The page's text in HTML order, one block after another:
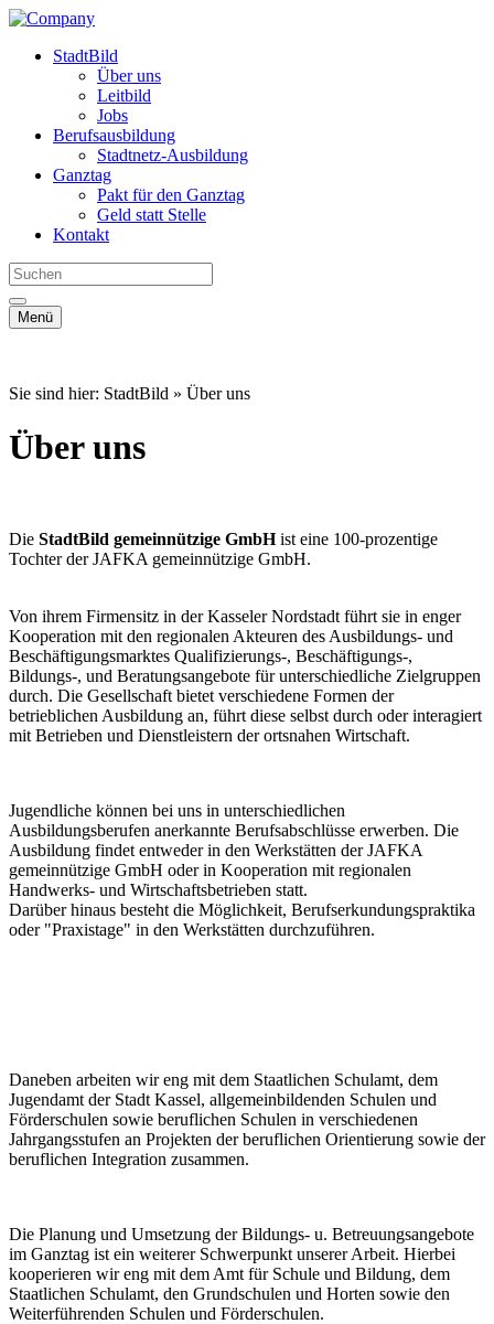
StadtBild
Über uns
Leitbild
Jobs
Berufsausbildung
Stadtnetz-Ausbildung
Ganztag
Pakt für den Ganztag
Geld statt Stelle
Kontakt
Menü
Sie sind hier: StadtBild » Über uns
Über uns
Die StadtBild gemeinnützige GmbHist eine 100-prozentige
Tochter der JAFKA gemeinnützige GmbH.
Von ihrem Firmensitz in der Kasseler Nordstadt führt sie in enger
Kooperation mit den regionalen Akteuren des Ausbildungs- und
Beschäftigungsmarktes Qualifizierungs-, Beschäftigungs-,
Bildungs-, und Beratungsangebote für unterschiedliche Zielgruppen
durch. Die Gesellschaft bietet verschiedene Formen der
betrieblichen Ausbildung an, führt diese selbst durch oder interagiert
mit Betrieben und Dienstleistern der ortsnahen Wirtschaft.
Jugendliche können bei uns in unterschiedlichen
Ausbildungsberufen anerkannte Berufsabschlüsse erwerben. Die
Ausbildung findet entweder in den Werkstätten der JAFKA
gemeinnützige GmbH oder in Kooperation mit regionalen
Handwerks- und Wirtschaftsbetrieben statt.
Darüber hinaus besteht die Möglichkeit, Berufserkundungspraktika
oder "Praxistage" in den Werkstätten durchzuführen.
Daneben arbeiten wir eng mit dem Staatlichen Schulamt, dem
Jugendamt der Stadt Kassel, allgemeinbildenden Schulen und
Förderschulen sowie beruflichen Schulen in verschiedenen
Jahrgangsstufen an Projekten der beruflichen Orientierung sowie der
beruflichen Integration zusammen.
Die Planung und Umsetzung der Bildungs- u. Betreuungsangebote
im Ganztag ist ein weiterer Schwerpunkt unserer Arbeit. Hierbei
kooperieren wir eng mit dem Amt für Schule und Bildung, dem
Staatlichen Schulamt, den Grundschulen und Horten sowie den
Weiterführenden Schulen und Förderschulen.